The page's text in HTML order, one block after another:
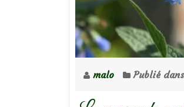
malo Publié dans